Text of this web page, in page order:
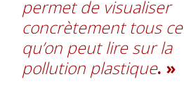
permet de visualiser
concrètement tous ce
qu’on peut lire sur la
pollution plastique.